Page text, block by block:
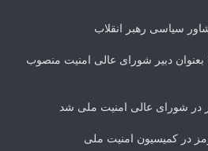
سیاسی رهبر انقلاب
دبیر شورای عالی امنیت منصوب
در شورای عالی امنیت ملی شد
در کمیسیون امنیت ملی